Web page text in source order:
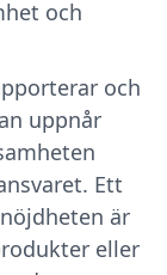
och
och
uppnår
Ett
är
eller